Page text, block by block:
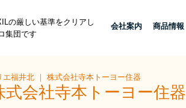
の厳しい基準をクリアし
集団です
会社案内 商品情報
エ福井北 ｜ 株式会社寺本トーヨー住器
会社寺本トーヨー住器